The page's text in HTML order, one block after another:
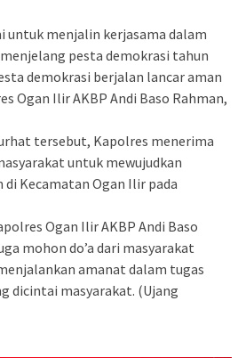
menjalin kerjasama dalam
pesta demokrasi tahun
demokrasi berjalan lancar aman
Ogan Ilir AKBP Andi Baso Rahman,
tersebut, Kapolres menerima
untuk mewujudkan
Kecamatan Ogan Ilir pada
Ogan Ilir AKBP Andi Baso
mohon do’a dari masyarakat
amanat dalam tugas
dicintai masyarakat. (Ujang